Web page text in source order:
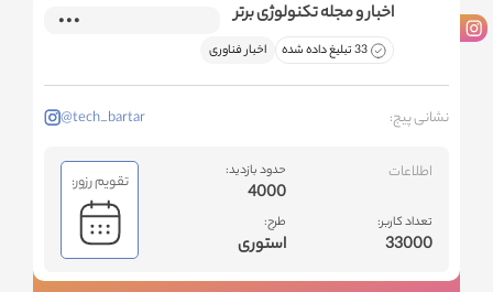
اخبار و مجله تکنولوژی برتر
33 تبلیغ داده شده اخبار فناوری
نشانی پیج: @tech_bartar
اطلاعات
تعداد کاربر:
33000
حدود بازدید:
4000
طرح:
استوری
تقویم رزور: